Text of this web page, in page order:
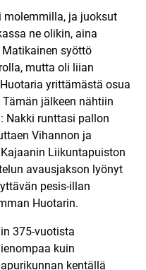
ja juoksut
ne olikin, aina
syöttö
mutta oli liian
yrittämästä osua
jälkeen nähtiin
Nakki runttasi pallon
Vihannon ja
Liikuntapuiston
avausjakson lyönyt
pesis-illan
Huotarin.
375-vuotista
kuin
kentällä